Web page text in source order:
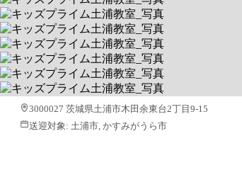
キッズプライム土浦教室
就労支援に注力！食育プログラム開催
送迎あり 空きあり
平日 10:00～19:00 / 土 9:00～18:00
3000027 茨城県土浦市木田余東台2丁目9-15
送迎対象: 土浦市, かすみがうら市